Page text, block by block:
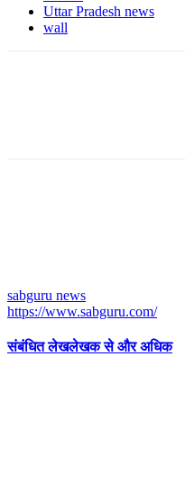
Uttar Pradesh news
wall
sabguru news
https://www.sabguru.com/
संबंधित लेखलेखक से और अधिक